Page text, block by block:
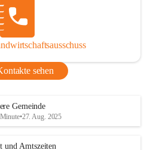
sehen
Gemeinde
•27. Aug. 2025
und Amtszeiten